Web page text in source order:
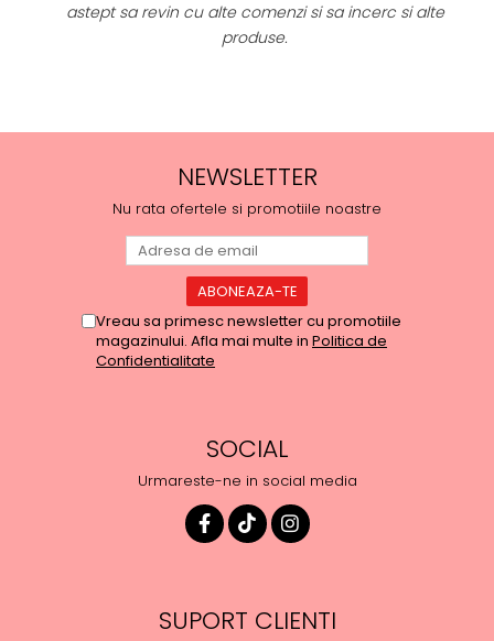
astept sa revin cu alte comenzi si sa incerc si alte
produse.
NEWSLETTER
Nu rata ofertele si promotiile noastre
Vreau sa primesc newsletter cu promotiile
magazinului. Afla mai multe in Politica de
Confidentialitate
SOCIAL
Urmareste-ne in social media
SUPORT CLIENTI